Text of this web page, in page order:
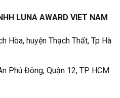
LUNA AWARD VIET NAM
Hòa, huyện Thạch Thất, Tp Hà
Phú Đông, Quận 12, TP. HCM